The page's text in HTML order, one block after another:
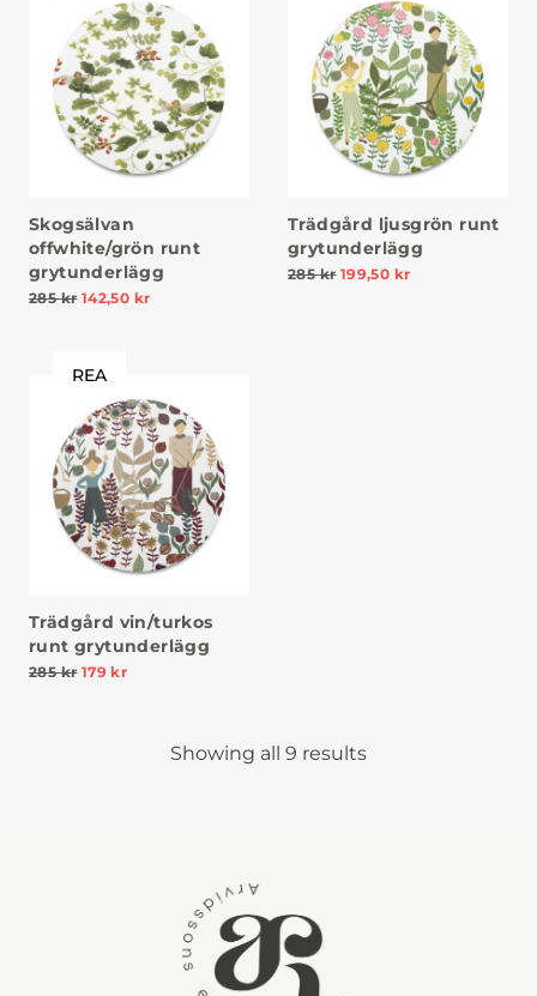
Skogsälvan
offwhite/grön runt
grytunderlägg
285kr 142,50 kr
Trädgård ljusgrön runt
grytunderlägg
285kr 199,50 kr
REA
Trädgård vin/turkos
runt grytunderlägg
285kr 179kr
Showing all 9 results